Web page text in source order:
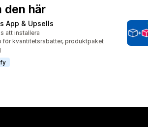
den här
App & Upsells
att installera
för kvantitetsrabatter, produktpaket